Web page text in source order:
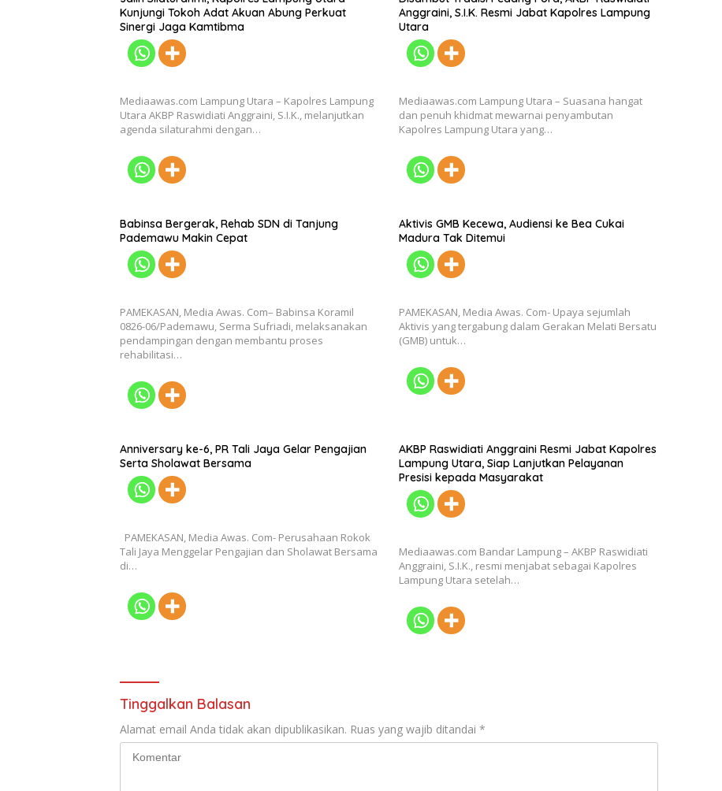
Kunjungi Tokoh Adat Akuan Abung Perkuat
Sinergi Jaga Kamtibma
Mediaawas.com Lampung Utara – Kapolres Lampung
Utara AKBP Raswidiati Anggraini, S.I.K., melanjutkan
agenda silaturahmi dengan…
Anggraini, S.I.K. Resmi Jabat Kapolres Lampung
Utara
Mediaawas.com Lampung Utara – Suasana hangat
dan penuh khidmat mewarnai penyambutan
Kapolres Lampung Utara yang…
Babinsa Bergerak, Rehab SDN di Tanjung
Pademawu Makin Cepat
PAMEKASAN, Media Awas. Com– Babinsa Koramil
0826-06/Pademawu, Serma Sufriadi, melaksanakan
pendampingan dengan membantu proses
rehabilitasi…
Aktivis GMB Kecewa, Audiensi ke Bea Cukai
Madura Tak Ditemui
PAMEKASAN, Media Awas. Com- Upaya sejumlah
Aktivis yang tergabung dalam Gerakan Melati Bersatu
(GMB) untuk…
Anniversary ke-6, PR Tali Jaya Gelar Pengajian
Serta Sholawat Bersama
PAMEKASAN, Media Awas. Com- Perusahaan Rokok
Tali Jaya Menggelar Pengajian dan Sholawat Bersama
di…
AKBP Raswidiati Anggraini Resmi Jabat Kapolres
Lampung Utara, Siap Lanjutkan Pelayanan
Presisi kepada Masyarakat
Mediaawas.com Bandar Lampung – AKBP Raswidiati
Anggraini, S.I.K., resmi menjabat sebagai Kapolres
Lampung Utara setelah…
Tinggalkan Balasan
Alamat email Anda tidak akan dipublikasikan. Ruas yang wajib ditandai *